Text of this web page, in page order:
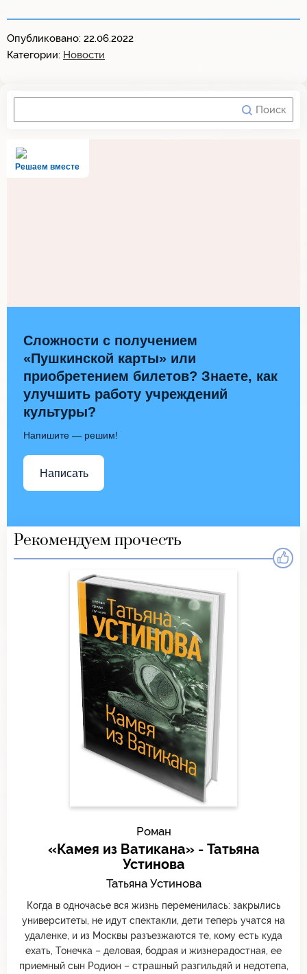
Опубликовано: 22.06.2022
Категории: Новости
Решаем вместе
Сложности с получением
«Пушкинской карты» или
приобретением билетов? Знаете, как
улучшить работу учреждений
культуры?
Напишите — решим!
Написать
Рекомендуем прочесть
Роман
«Камея из Ватикана» - Татьяна
Устинова
Татьяна Устинова
Когда в одночасье вся жизнь переменилась: закрылись
университеты, не идут спектакли, дети теперь учатся на
удаленке, и из Москвы разъезжаются те, кому есть куда
ехать, Тонечка – деловая, бодрая и жизнерадостная, ее
приемный сын Родион – страшный разгильдяй и недотепа,